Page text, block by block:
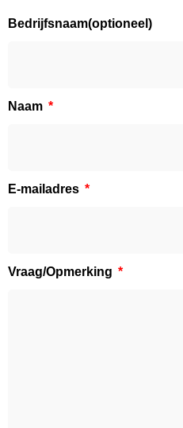
Bedrijfsnaam(optioneel)
Naam
E-mailadres
Vraag/Opmerking